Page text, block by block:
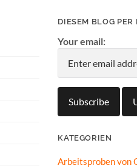
DIESEM BLOG
Your email:
KATEGORIEN
Arbeitsproben von